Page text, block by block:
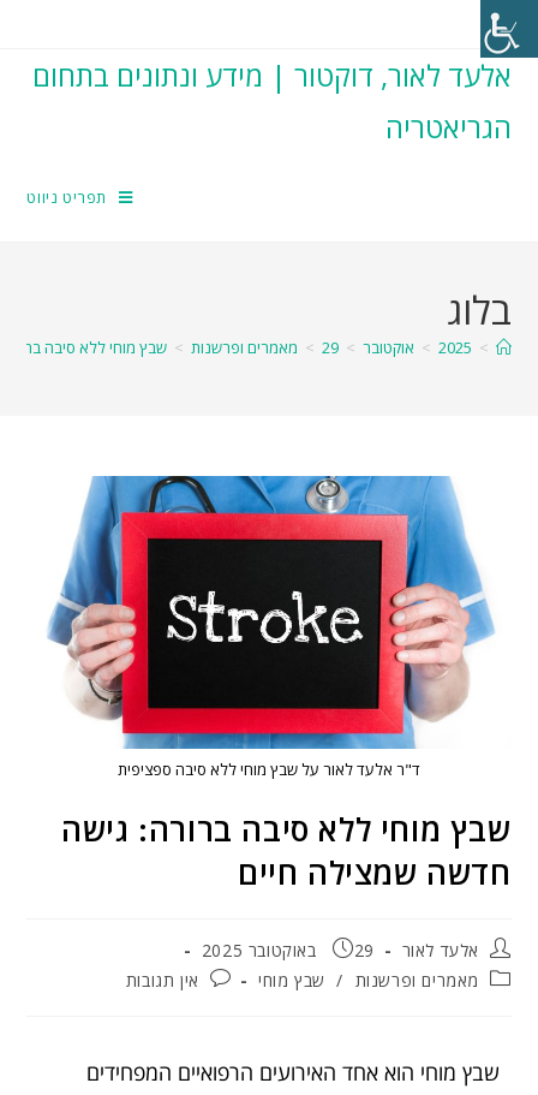
אלעד לאור, דוקטור | מידע ונתונים בתחום
הגריאטריה
תפריט ניווט
בלוג
>
2025
> אוקטובר >
29
> מאמרים ופרשנות > שבץ מוחי ללא סיבה
ד"ר אלעד לאור על שבץ מוחי ללא סיבה ספציפית
שבץ מוחי ללא סיבה ברורה: גישה
חדשה שמצילה חיים
אלעד לאור
29 באוקטובר 2025
מאמרים ופרשנות / שבץ מוחי אין תגובות
שבץ מוחי הוא אחד האירועים הרפואיים המפחידים